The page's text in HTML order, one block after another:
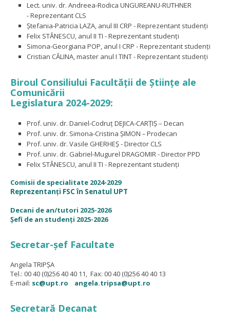
Lect. univ. dr. Andreea-Rodica UNGUREANU-RUTHNER
- Reprezentant CLS
Ștefania-Patricia LAZA, anul III CRP - Reprezentant studenți
Felix STĂNESCU, anul II TI - Reprezentant studenți
Simona-Georgiana POP, anul I CRP - Reprezentant studenți
Cristian CĂLINA, master anul I TINT - Reprezentant studenți
Biroul Consiliului Facultăţii de Ştiinţe ale
Comunicării
Legislatura 2024-2029:
Prof. univ. dr. Daniel-Codruț DEJICA-CARȚIȘ – Decan
Prof. univ. dr. Simona-Cristina ȘIMON –Prodecan
Prof. univ. dr. Vasile GHERHEȘ - Director CLS
Prof. univ. dr. Gabriel-Mugurel DRAGOMIR - Director PPD
Felix STĂNESCU, anul II TI - Reprezentant studenți
Comisii de specialitate 2024-2029
Reprezentanți FSC în Senatul UPT
Decani de an/tutori 2025-2026
Șefi de an studenți 2025-2026
Secretar-şef Facultate
Angela TRIPŞA
Tel.: 00 40 (0)256 40 40 11, Fax: 00 40 (0)256 40 40 13
E-mail: sc@upt.ro angela.tripsa@upt.ro
Secretară Decanat